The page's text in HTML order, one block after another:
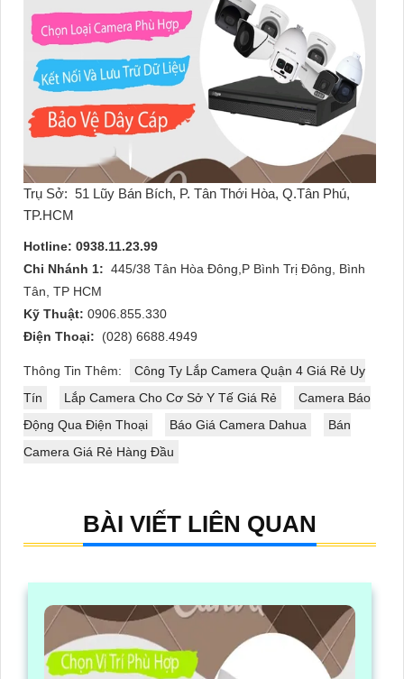
Trụ Sở: 51 Lũy Bán Bích, P. Tân Thới Hòa, Q.Tân Phú,
TP.HCM
Hotline: 0938.11.23.99
Chi Nhánh 1: 445/38 Tân Hòa Đông,P Bình Trị Đông, Bình
Tân, TP HCM
Kỹ Thuật: 0906.855.330
Điện Thoại:
(028) 6688.4949
Thông Tin Thêm:
Công Ty Lắp Camera Quận 4 Giá Rẻ Uy
Tín
Lắp Camera Cho Cơ Sở Y Tế Giá Rẻ
Camera Báo
Động Qua Điện Thoại
Báo Giá Camera Dahua
Bán
Camera Giá Rẻ Hàng Đầu
BÀI VIẾT LIÊN QUAN